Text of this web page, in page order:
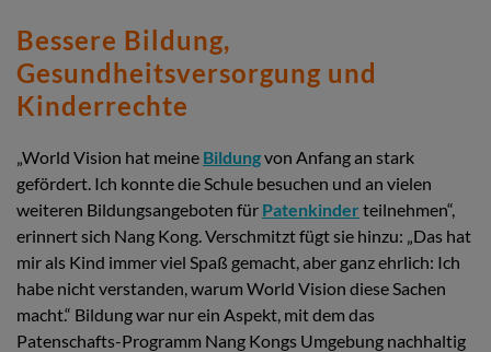
Bessere Bildung,
Gesundheitsversorgung und
Kinderrechte
„World Vision hat meine Bildungvon Anfang an stark
gefördert. Ich konnte die Schule besuchen und an vielen
weiteren Bildungsangeboten für Patenkinder teilnehmen“,
erinnert sich Nang Kong. Verschmitzt fügt sie hinzu: „Das hat
mir als Kind immer viel Spaß gemacht, aber ganz ehrlich: Ich
habe nicht verstanden, warum World Vision diese Sachen
macht.“ Bildung war nur ein Aspekt, mit dem das
Patenschafts-Programm Nang Kongs Umgebung nachhaltig